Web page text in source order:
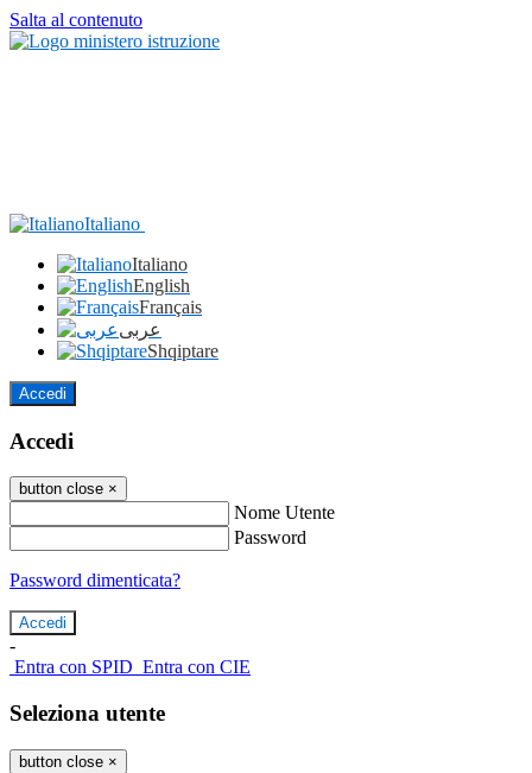
Salta al contenuto
Italiano
Italiano
English
Français
عربى
Shqiptare
Accedi
Accedi
button close ×
Nome Utente
Password
Password dimenticata?
-
Entra con SPID Entra con CIE
Seleziona utente
button close ×